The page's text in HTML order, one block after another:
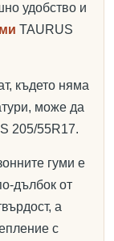
удобство и
TAURUS
където няма
може да
205/55R17.
гуми е
дълбок от
а
с